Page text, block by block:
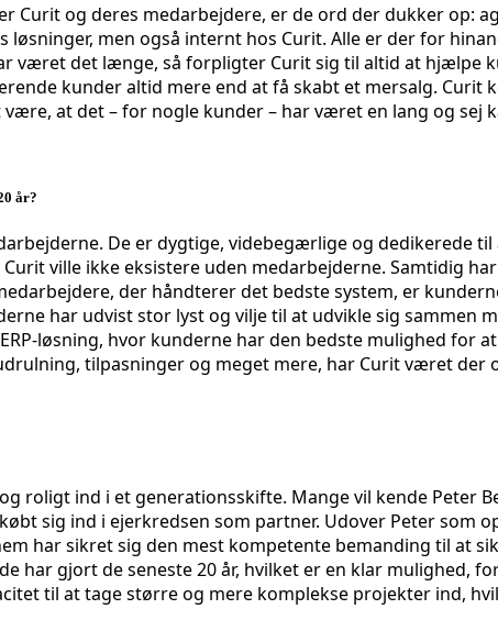
Curit og deres medarbejdere, er de ord der dukker op:
men også internt hos Curit. Alle er der for
været det længe, så forpligter Curit sig til altid at hjælpe
kunder altid mere end at få skabt et mersalg. Curit
at det – for nogle kunder – har været en lang og sej
år?
De er dygtige, videbegærlige og dedikerede
ville ikke eksistere uden medarbejderne. Samtidig
der håndterer det bedste system, er
har udvist stor lyst og vilje til at udvikle sig sammen
løsning, hvor kunderne har den bedste mulighed for
tilpasninger og meget mere, har Curit været der
roligt ind i et generationsskifte. Mange vil kende Peter
sig ind i ejerkredsen som partner. Udover Peter som
har sikret sig den mest kompetente bemanding til at
har gjort de seneste 20 år, hvilket er en klar mulighed,
til at tage større og mere komplekse projekter ind,